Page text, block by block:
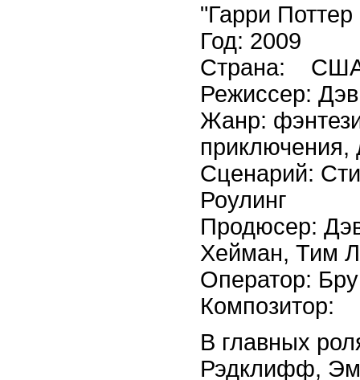
"Гарри
Год: 2009
Страна: США,
Режиссер:
Жанр:
приключения,
Сценарий:
Роулинг
Продюсер:
Хейман, Тим
Оператор:
Композитор:
В главных
Рэдклифф,